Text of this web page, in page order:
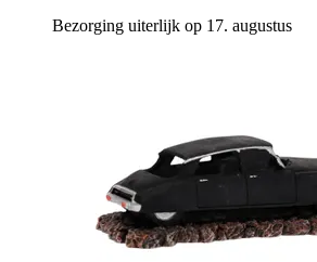
Bezorging uiterlijk op 17. augustus